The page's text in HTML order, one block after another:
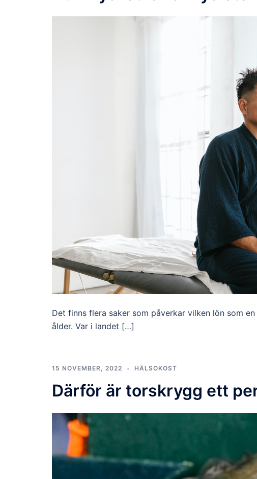
Det finns flera saker som påverkar vilken lön som
ålder. Var i landet […]
15 NOVEMBER, 2022 HÄLSOKOST
Därför är torskrygg ett